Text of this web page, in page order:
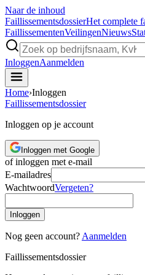
Naar de inhoud
FaillissementsdossierHet complete
FaillissementenVeilingenNieuws
InloggenAanmelden
Home›Inloggen
Faillissementsdossier
Inloggen op je account
Inloggen met Google
of inloggen met e-mail
E-mailadres
WachtwoordVergeten?
Inloggen
Nog geen account? Aanmelden
Faillissementsdossier